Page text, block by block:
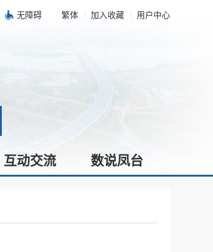
无障碍 繁体 加入收藏 用户中心
互动交流 数说凤台